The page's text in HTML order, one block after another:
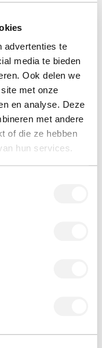
advertenties te
media te bieden
Ook delen we
met onze
en analyse. Deze
met andere
of die ze hebben
hun services.
vanuit